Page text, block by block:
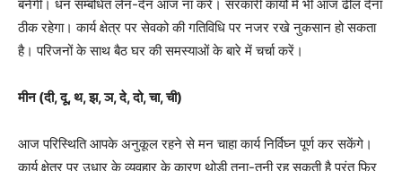
बनेगी। धन सम्बंधित लेन-देन आज ना करें। सरकारी कार्यो में भी आज ढील देना
ठीक रहेगा। कार्य क्षेत्र पर सेवको की गतिविधि पर नजर रखे नुकसान हो सकता
है। परिजनों के साथ बैठ घर की समस्याओं के बारे में चर्चा करें।
मीन (दी, दू, थ, झ, ञ, दे, दो, चा, ची)
आज परिस्थिति आपके अनुकूल रहने से मन चाहा कार्य निर्विघ्न पूर्ण कर सकेंगे।
कार्य क्षेत्र पर उधार के व्यवहार के कारण थोड़ी तना-तनी रह सकती है परंतु फिर